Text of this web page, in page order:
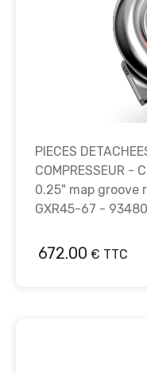
PIECES
COMPRESSEUR -
0.25" map groove
GXR45-67 -
672.00 € TTC